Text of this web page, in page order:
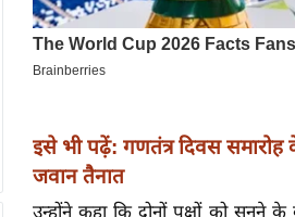
इसे भी पढ़ें: गणतंत्र दिवस समारोह
जवान तैनात
उन्होंने कहा कि दोनों पक्षों को सुनने के